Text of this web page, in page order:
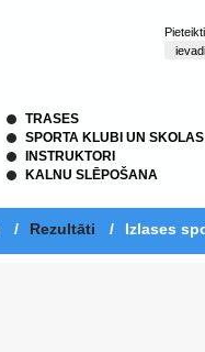
TRASES
SPORTA KLUBI UN SKOLAS
INSTRUKTORI
KALNU SLĒPOŠANA
/ Rezultāti / Izlases